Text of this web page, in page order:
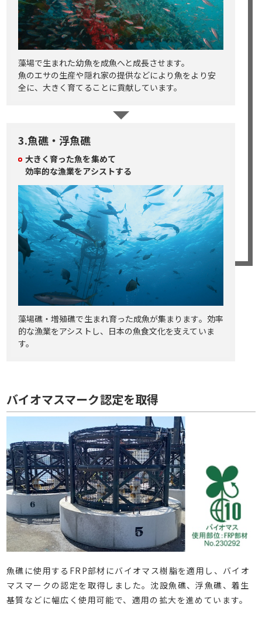
藻場で生まれた幼魚を成魚へと成長させます。
魚のエサの生産や隠れ家の提供などにより魚をより安
全に、大きく育てることに貢献しています。
3.魚礁・浮魚礁
大きく育った魚を集めて
効率的な漁業をアシストする
藻場礁・増殖礁で生まれ育った成魚が集まります。効率
的な漁業をアシストし、日本の魚食文化を支えていま
す。
バイオマスマーク認定を取得
魚礁に使用するFRP部材にバイオマス樹脂を適用し、バイオ
マスマークの認定を取得しました。沈設魚礁、浮魚礁、着生
基質などに幅広く使用可能で、適用の拡大を進めています。